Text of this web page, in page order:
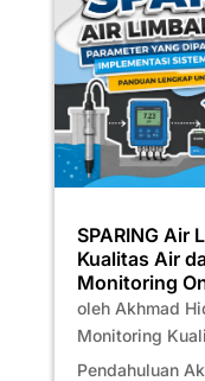
SPARING Air
Kualitas Air
Monitoring
oleh Akhmad
Monitoring
Pendahuluan